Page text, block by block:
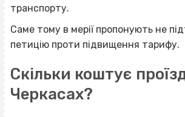
транспорту.
Саме тому в мерії пропонують не
петицію проти підвищення тарифу.
Скільки коштує
Черкасах?